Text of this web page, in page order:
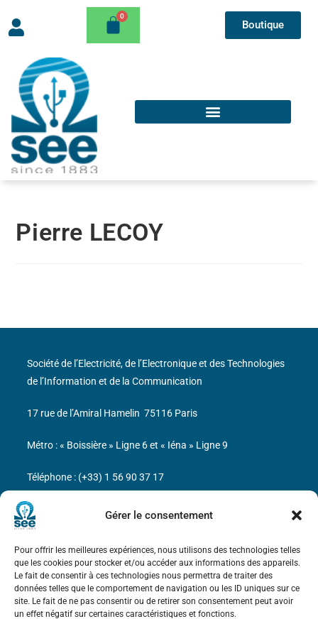
Gérer le consentement
Pour offrir les meilleures expériences, nous utilisons des technologies telles
que les cookies pour stocker et/ou accéder aux informations des appareils.
Le fait de consentir à ces technologies nous permettra de traiter des
données telles que le comportement de navigation ou les ID uniques sur ce
site. Le fait de ne pas consentir ou de retirer son consentement peut avoir
un effet négatif sur certaines caractéristiques et fonctions.
Boutique
Pierre LECOY
Bicentenaire des découvertes d’André-
Marie Ampère
Mentions légales
Société de l’Electricité, de l’Electronique et des Technologies
de l’Information et de la Communication
17 rue de l’Amiral Hamelin 75116 Paris
Métro : « Boissière » Ligne 6 et « Iéna » Ligne 9
Téléphone : (+33) 1 56 90 37 17
N° de SIREN : 785 393 232, Code APE : 9412Z TVA intra-
communautaire : FR44 785 393 232